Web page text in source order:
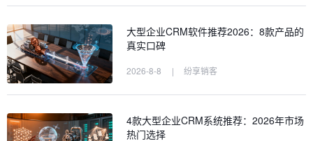
大型企业CRM软件推荐2026：8款产品的
真实口碑
2026-8-8 | 纷享销客
4款大型企业CRM系统推荐：2026年市场
热门选择